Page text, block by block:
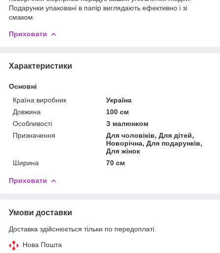
Подарунки упаковані в папір виглядають ефективно і зі
смаком.
Приховати
Характеристики
Основні
Країна виробник
Україна
Довжина
100 см
Особливості
З малюнком
Призначення
Для чоловіків, Для дітей,
Новорічна, Для подарунків,
Для жінок
Ширина
70 см
Приховати
Умови доставки
Доставка здійснюється тільки по передоплаті.
Нова Пошта